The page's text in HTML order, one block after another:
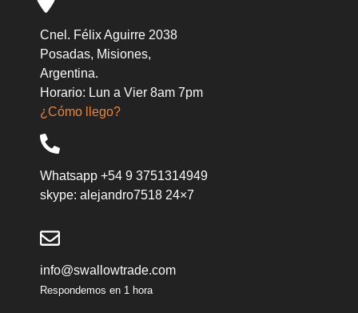
Cnel. Félix Aguirre 2038
Posadas, Misiones,
Argentina.
Horario: Lun a Vier 8am 7pm
¿Cómo llego?
Whatsapp +54 9 3751314949
skype: alejandro7518 24×7
info@swallowtrade.com
Respondemos en 1 hora